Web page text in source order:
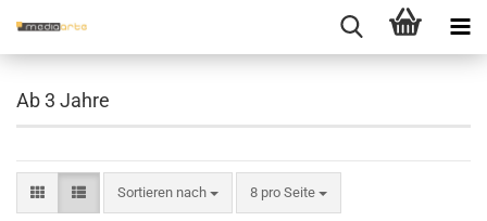
Ab 3 Jahre
Sortieren nach
Sortieren nach 8 pro Seite
pro Seite